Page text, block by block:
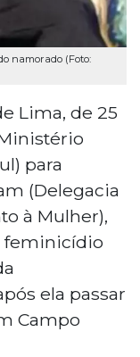
namorado (Foto:
Lima, de 25
para
(Delegacia
à Mulher),
feminicídio
ela passar
Campo